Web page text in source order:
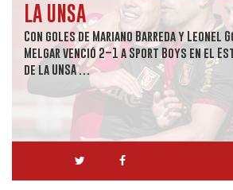
LA UNSA
Con goles de Mariano Barreda y Leonel
Melgar venció 2–1 a Sport Boys en el
de la UNSA …